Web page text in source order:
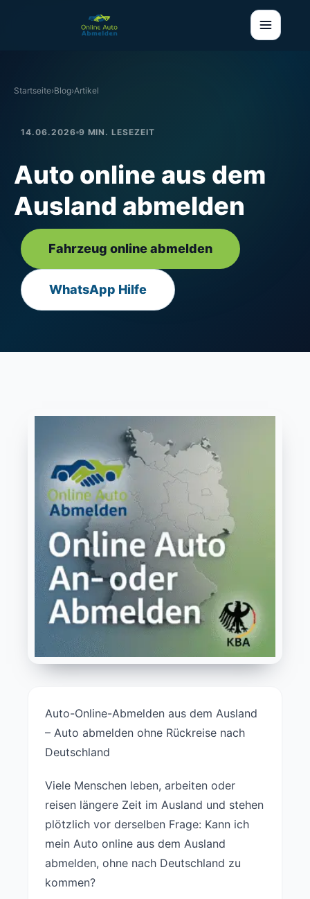
Startseite›Blog›Artikel
14.06.2026 9 MIN. LESEZEIT
Auto online aus dem
Ausland abmelden
Fahrzeug online abmelden
WhatsApp Hilfe
Auto-Online-Abmelden aus dem Ausland
– Auto abmelden ohne Rückreise nach
Deutschland
Viele Menschen leben, arbeiten oder
reisen längere Zeit im Ausland und stehen
plötzlich vor derselben Frage: Kann ich
mein Auto online aus dem Ausland
abmelden, ohne nach Deutschland zu
kommen?